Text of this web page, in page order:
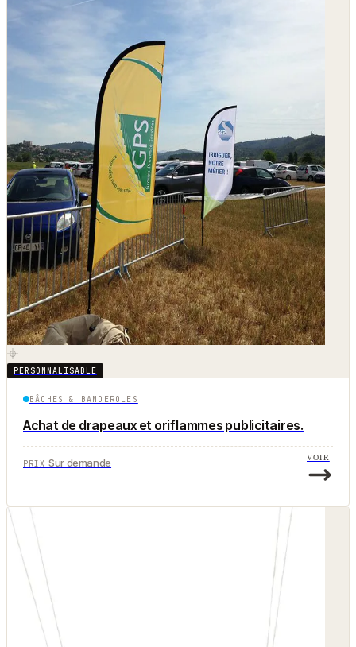
PERSONNALISABLE
BÂCHES & BANDEROLES
Achat de drapeaux et oriflammes publicitaires.
PRIX Sur demande VOIR